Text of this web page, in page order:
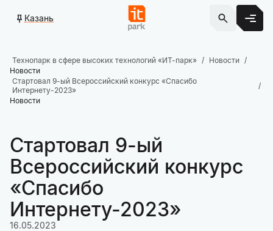
Казань
Технопарк в сфере высоких технологий «ИТ-парк»
Новости
Новости
Стартовал 9-ый Всероссийский конкурс «Спасибо
Интернету-2023»
Новости
Стартовал 9-ый
Всероссийский конкурс
«Спасибо
Интернету-2023»
16.05.2023